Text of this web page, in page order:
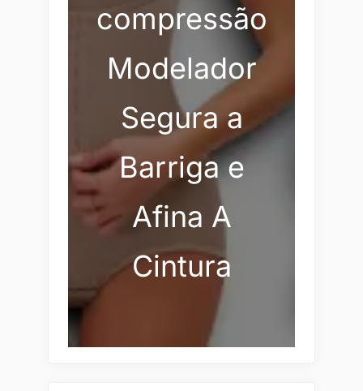
compressão
Modelador
Segura a
Barriga e
Afina A
Cintura